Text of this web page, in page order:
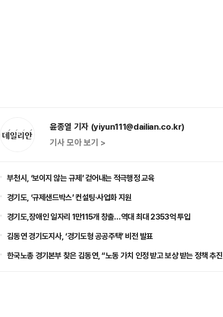
윤종열 기자 (yiyun111@dailian.co.kr)
기사 모아 보기 >
부천시, ‘보이지 않는 규제’ 걷어내는 적극행정 교육
경기도, ‘규제샌드박스’ 컨설팅·사업화 지원
경기도,장애인 일자리 1만115개 창출…역대 최대 2353억 투입
김동연 경기도지사, ‘경기도형 공공주택’ 비전 발표
한국노총 경기본부 찾은 김동연, “노동 가치 인정 받고 보상 받는 정책 추